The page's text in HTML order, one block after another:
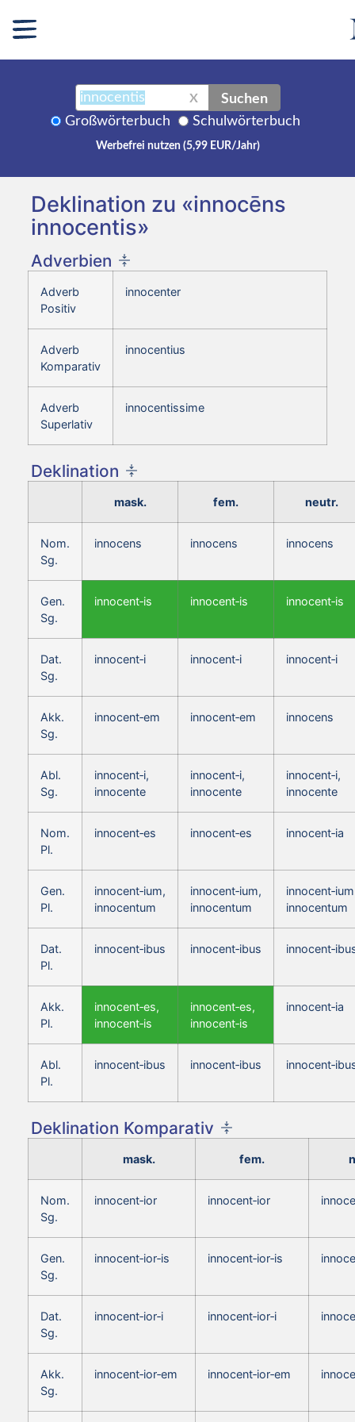
X Suchen
Großwörterbuch Schulwörterbuch
Werbefrei nutzen (5,99 EUR/Jahr)
Deklination zu «innocēns
innocentis»
Adverbien
Adverb
Positiv
innocenter
Adverb
Komparativ
innocentius
Adverb
Superlativ
innocentissime
Deklination
mask. fem. neutr.
Nom.
Sg.
innocens innocens innocens
Gen.
Sg.
innocent‑is innocent‑is innocent‑is
Dat.
Sg.
innocent‑i innocent‑i innocent‑i
Akk.
Sg.
innocent‑em innocent‑em innocens
Abl.
Sg.
innocent‑i,
innocente
innocent‑i,
innocente
innocent‑i,
innocente
Nom.
Pl.
innocent‑es innocent‑es innocent‑ia
Gen.
Pl.
innocent‑ium,
innocentum
innocent‑ium,
innocentum
innocentum
Dat.
Pl.
innocent‑ibus innocent‑ibus
Akk.
Pl.
innocent‑es,
innocent‑is
innocent‑es,
innocent‑is
innocent‑ia
Abl.
Pl.
innocent‑ibus innocent‑ibus
Deklination Komparativ
mask. fem.
Nom.
Sg.
innocent‑ior innocent‑ior
Gen.
Sg.
innocent‑ior‑is innocent‑ior‑is
Dat.
Sg.
innocent‑ior‑i innocent‑ior‑i
Akk.
Sg.
innocent‑ior‑em innocent‑ior‑em